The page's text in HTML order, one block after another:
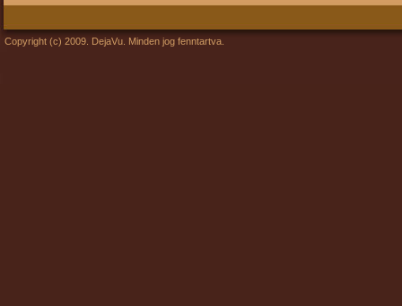
Copyright (c) 2009. DejaVu. Minden jog fenntartva.